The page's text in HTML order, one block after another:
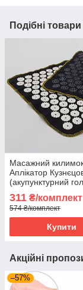
Подібні товари
Масажний
Аплікатор
(акупунктурний
спини) OSPORT
(apl-004) Чорно-
311 ₴/комплект
574 ₴/комплект
Купити
Акційні
–57%